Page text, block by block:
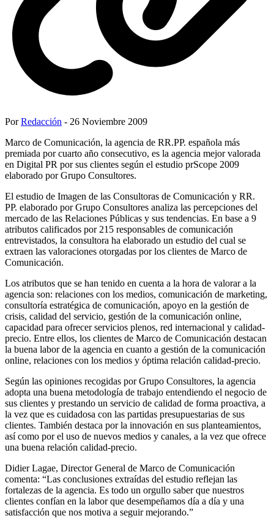
PorRedacción - 26 Noviembre 2009
Marco de Comunicación, la agencia de RR.PP. española más
premiada por cuarto año consecutivo, es la agencia mejor valorada
en Digital PR por sus clientes según el estudio prScope 2009
elaborado por Grupo Consultores.
El estudio de Imagen de las Consultoras de Comunicación y RR.
PP. elaborado por Grupo Consultores analiza las percepciones del
mercado de las Relaciones Públicas y sus tendencias. En base a 9
atributos calificados por 215 responsables de comunicación
entrevistados, la consultora ha elaborado un estudio del cual se
extraen las valoraciones otorgadas por los clientes de Marco de
Comunicación.
Los atributos que se han tenido en cuenta a la hora de valorar a la
agencia son: relaciones con los medios, comunicación de marketing,
consultoría estratégica de comunicación, apoyo en la gestión de
crisis, calidad del servicio, gestión de la comunicación online,
capacidad para ofrecer servicios plenos, red internacional y calidad-
precio. Entre ellos, los clientes de Marco de Comunicación destacan
la buena labor de la agencia en cuanto a gestión de la comunicación
online, relaciones con los medios y óptima relación calidad-precio.
Según las opiniones recogidas por Grupo Consultores, la agencia
adopta una buena metodología de trabajo entendiendo el negocio de
sus clientes y prestando un servicio de calidad de forma proactiva, a
la vez que es cuidadosa con las partidas presupuestarias de sus
clientes. También destaca por la innovación en sus planteamientos,
así como por el uso de nuevos medios y canales, a la vez que ofrece
una buena relación calidad-precio.
Didier Lagae, Director General de Marco de Comunicación
comenta: “Las conclusiones extraídas del estudio reflejan las
fortalezas de la agencia. Es todo un orgullo saber que nuestros
clientes confían en la labor que desempeñamos día a día y una
satisfacción que nos motiva a seguir mejorando.”